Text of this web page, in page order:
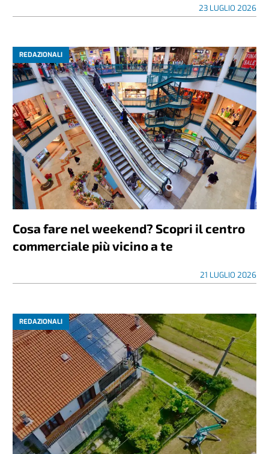
23 LUGLIO 2026
REDAZIONALI
Cosa fare nel weekend? Scopri il centro
commerciale più vicino a te
21 LUGLIO 2026
REDAZIONALI